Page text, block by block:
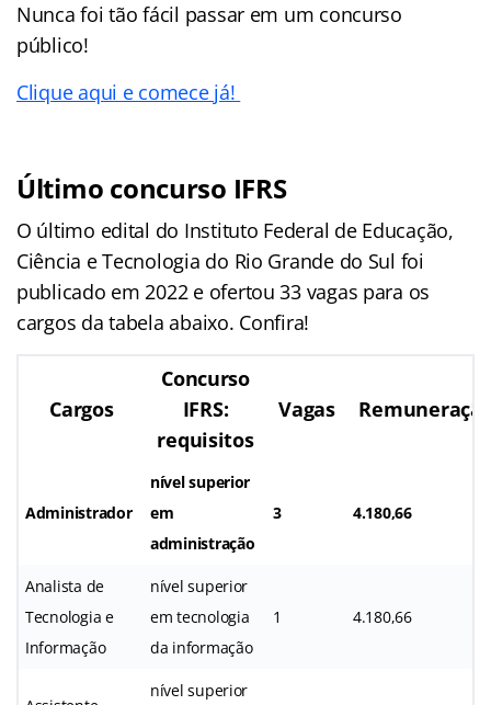
Nunca foi tão fácil passar em um concurso
público!
Clique aqui e comece já!
Último concurso IFRS
O último edital do Instituto Federal de Educação,
Ciência e Tecnologia do Rio Grande do Sul foi
publicado em 2022 e ofertou 33 vagas para os
cargos da tabela abaixo. Confira!
Cargos
Concurso
IFRS:
requisitos
Vagas
Administrador
nível superior
em
administração
3 4.180,66
Analista de
Tecnologia e
Informação
nível superior
em tecnologia
da informação
1 4.180,66
nível superior